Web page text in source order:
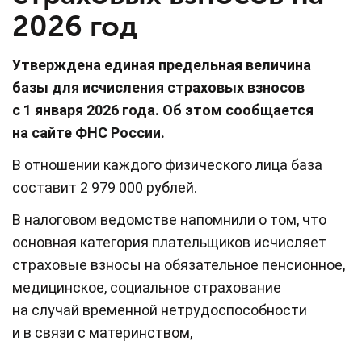
2026 год
Утверждена единая предельная величина
базы для исчисления страховых взносов
с 1 января 2026 года. Об этом сообщается
на сайте ФНС России.
В отношении каждого физического лица база
составит 2 979 000 рублей.
В налоговом ведомстве напомнили о том, что
основная категория плательщиков исчисляет
страховые взносы на обязательное пенсионное,
медицинское, социальное страхование
на случай временной нетрудоспособности
и в связи с материнством,